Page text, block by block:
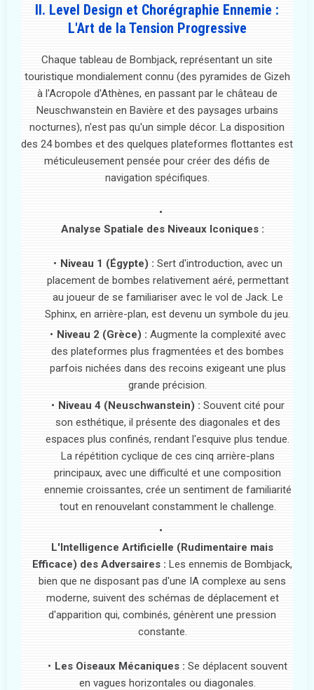
II. Level Design et Chorégraphie Ennemie :
L'Art de la Tension Progressive
Chaque tableau de Bombjack, représentant un site
touristique mondialement connu (des pyramides de Gizeh
à l'Acropole d'Athènes, en passant par le château de
Neuschwanstein en Bavière et des paysages urbains
nocturnes), n'est pas qu'un simple décor. La disposition
des 24 bombes et des quelques plateformes flottantes est
méticuleusement pensée pour créer des défis de
navigation spécifiques.
Analyse Spatiale des Niveaux Iconiques :
Niveau 1 (Égypte) : Sert d'introduction, avec un
placement de bombes relativement aéré, permettant
au joueur de se familiariser avec le vol de Jack. Le
Sphinx, en arrière-plan, est devenu un symbole du jeu.
Niveau 2 (Grèce) : Augmente la complexité avec
des plateformes plus fragmentées et des bombes
parfois nichées dans des recoins exigeant une plus
grande précision.
Niveau 4 (Neuschwanstein) : Souvent cité pour
son esthétique, il présente des diagonales et des
espaces plus confinés, rendant l'esquive plus tendue.
La répétition cyclique de ces cinq arrière-plans
principaux, avec une difficulté et une composition
ennemie croissantes, crée un sentiment de familiarité
tout en renouvelant constamment le challenge.
L'Intelligence Artificielle (Rudimentaire mais
Efficace) des Adversaires : Les ennemis de Bombjack,
bien que ne disposant pas d'une IA complexe au sens
moderne, suivent des schémas de déplacement et
d'apparition qui, combinés, génèrent une pression
constante.
Les Oiseaux Mécaniques : Se déplacent souvent
en vagues horizontales ou diagonales.